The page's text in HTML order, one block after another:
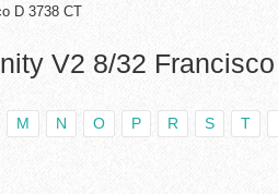
D 3738 CT
V2 8/32
M N O P R S T